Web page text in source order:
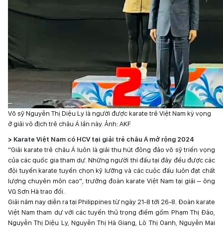
Võ sỹ Nguyễn Thị Diệu Ly là người được karate trẻ Việt Nam kỳ vọng
ở giải vô địch trẻ châu Á lần này. Ảnh: AKF
> Karate Việt Nam có HCV tại giải trẻ châu Á mở rộng 2024
“Giải karate trẻ châu Á luôn là giải thu hút đông đảo võ sỹ triển vọng
của các quốc gia tham dự. Những người thi đấu tại đây đều được các
đội tuyển karate tuyển chọn kỹ lưỡng và các cuộc đấu luôn đạt chất
lượng chuyên môn cao”, trưởng đoàn karate Việt Nam tại giải – ông
Vũ Sơn Hà trao đổi.
Giải năm nay diễn ra tại Philippines từ ngày 21-8 tới 26-8. Đoàn karate
Việt Nam tham dự với các tuyển thủ trọng điểm gồm Phạm Thị Đào,
Nguyễn Thị Diệu Ly, Nguyễn Thị Hà Giang, Lò Thị Oanh, Nguyễn Mai